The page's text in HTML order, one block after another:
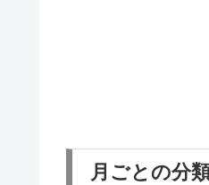
月ごとの分